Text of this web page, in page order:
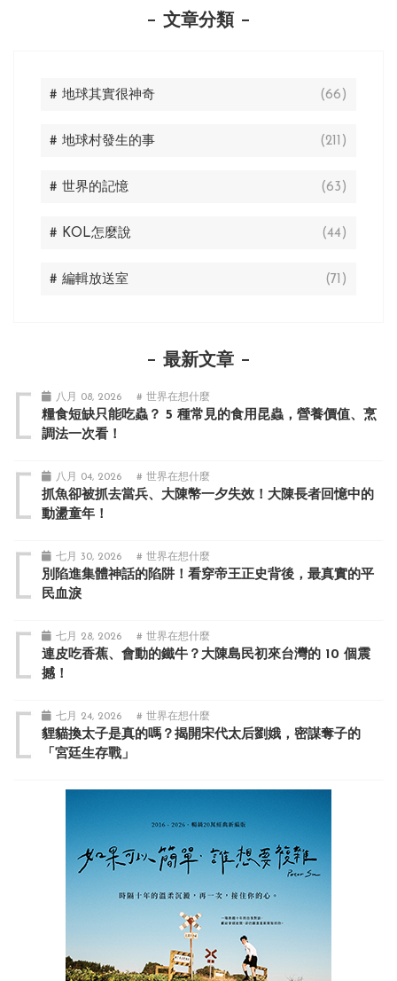
文章分類
# 地球其實很神奇 (66)
# 地球村發生的事 (211)
# 世界的記憶 (63)
# KOL怎麼說 (44)
# 編輯放送室 (71)
最新文章
八月 08, 2026 # 世界在想什麼
糧食短缺只能吃蟲？ 5 種常見的食用昆蟲，營養價值、烹
調法一次看！
八月 04, 2026 # 世界在想什麼
抓魚卻被抓去當兵、大陳幣一夕失效！大陳長者回憶中的
動盪童年！
七月 30, 2026 # 世界在想什麼
別陷進集體神話的陷阱！看穿帝王正史背後，最真實的平
民血淚
七月 28, 2026 # 世界在想什麼
連皮吃香蕉、會動的鐵牛？大陳島民初來台灣的 10 個震
撼！
七月 24, 2026 # 世界在想什麼
貍貓換太子是真的嗎？揭開宋代太后劉娥，密謀奪子的
「宮廷生存戰」